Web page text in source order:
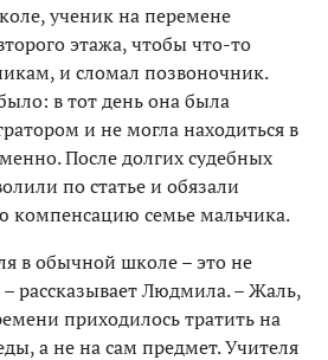
ученик на перемене
этажа, чтобы что-то
и сломал позвоночник.
в тот день она была
и не могла находиться в
После долгих судебных
по статье и обязали
компенсацию семье мальчика.
в обычной школе – это не
– рассказывает Людмила. – Жаль,
приходилось тратить на
а не на сам предмет. Учителя